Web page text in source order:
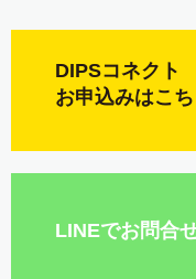
DIPSコネクト
お申込みはこち
LINEでお問合